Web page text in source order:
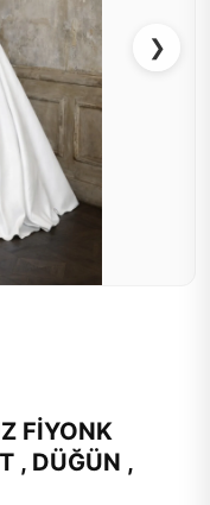
❯
FİYONK
, DÜĞÜN ,